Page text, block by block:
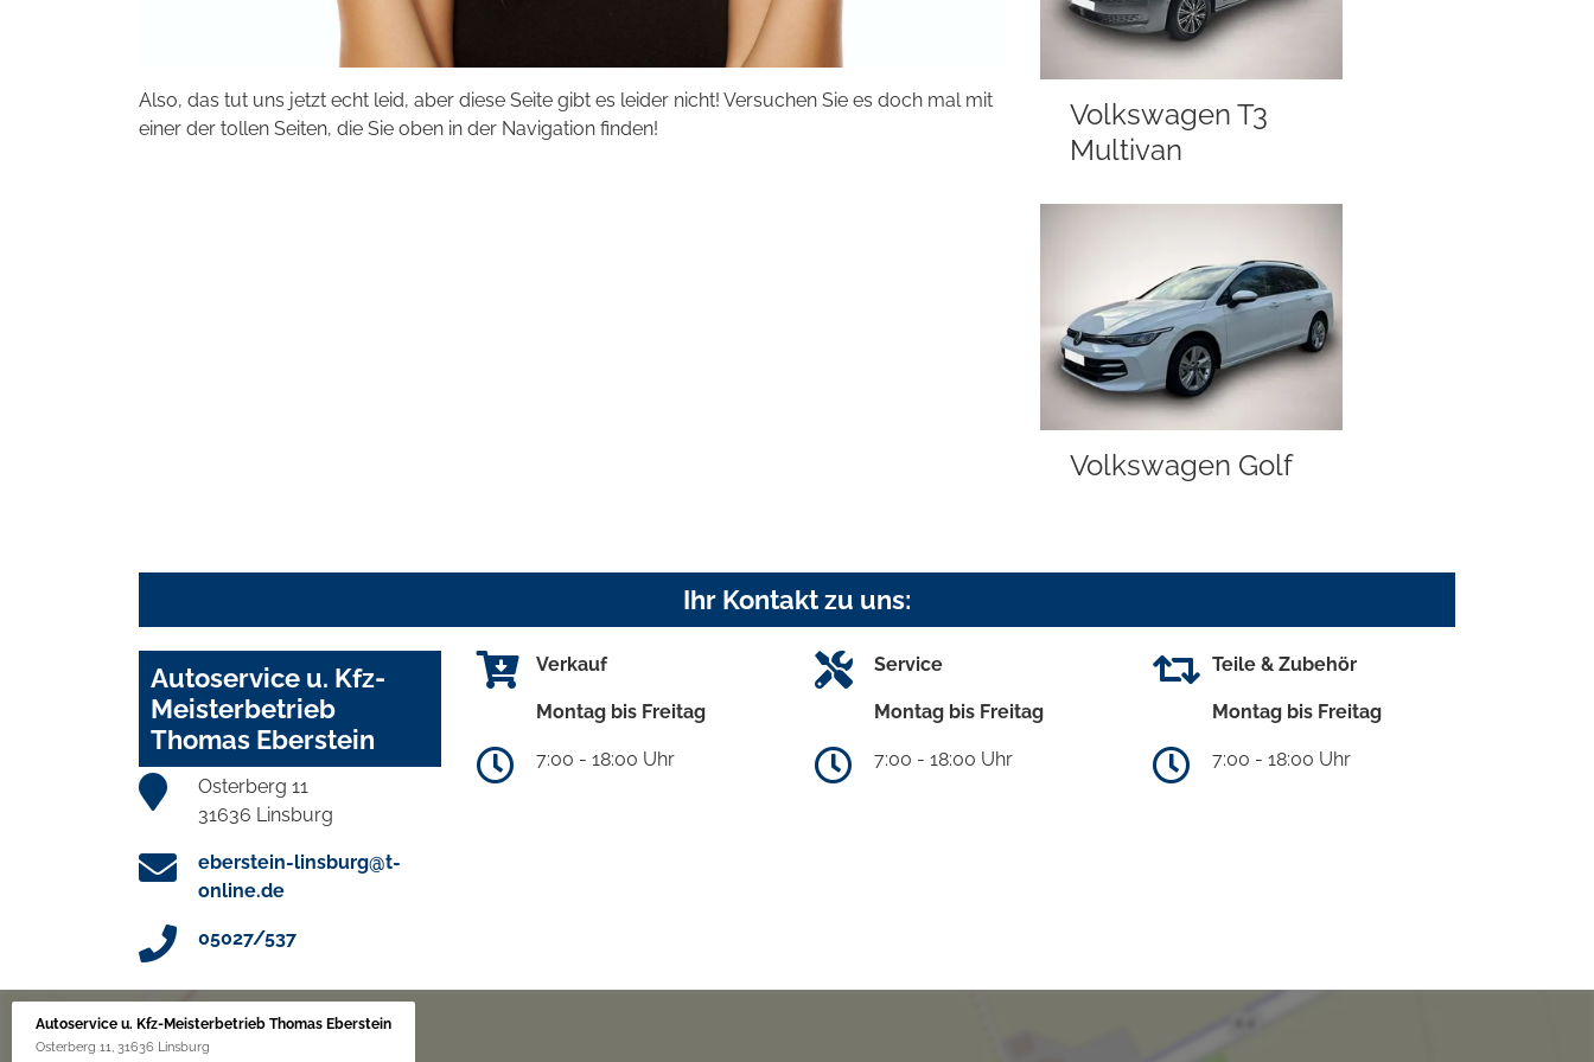
Also, das tut uns jetzt echt leid, aber diese Seite gibt es leider nicht! Versuchen Sie es doch mal mit
einer der tollen Seiten, die Sie oben in der Navigation finden!
Volkswagen T3
Multivan
Volkswagen Golf
Ihr Kontakt zu uns:
Autoservice u. Kfz-
Meisterbetrieb
Thomas Eberstein
Osterberg 11
31636 Linsburg
eberstein-linsburg@t-
online.de
05027/537
Verkauf
Montag bis Freitag
7:00 - 18:00 Uhr
Service
Montag bis Freitag
7:00 - 18:00 Uhr
Teile & Zubehör
Montag bis Freitag
7:00 - 18:00 Uhr
Autoservice u. Kfz-Meisterbetrieb Thomas Eberstein
Osterberg 11, 31636 Linsburg